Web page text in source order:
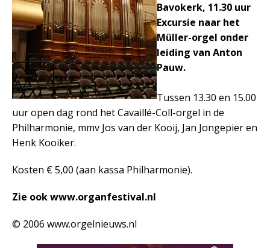
Bavokerk, 11.30 uur
Excursie naar het
Müller-orgel onder
leiding van Anton
Pauw.
Tussen 13.30 en 15.00
uur open dag rond het Cavaillé-Coll-orgel in de
Philharmonie, mmv Jos van der Kooij, Jan Jongepier en
Henk Kooiker.
Kosten € 5,00 (aan kassa Philharmonie).
Zie ook www.organfestival.nl
© 2006 www.orgelnieuws.nl